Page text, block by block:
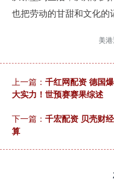
也把劳动的甘甜和文化的
美
上一篇： 千红网配资 德国
大实力！世预赛赛果综述
下一篇： 千宏配资 贝壳财
算